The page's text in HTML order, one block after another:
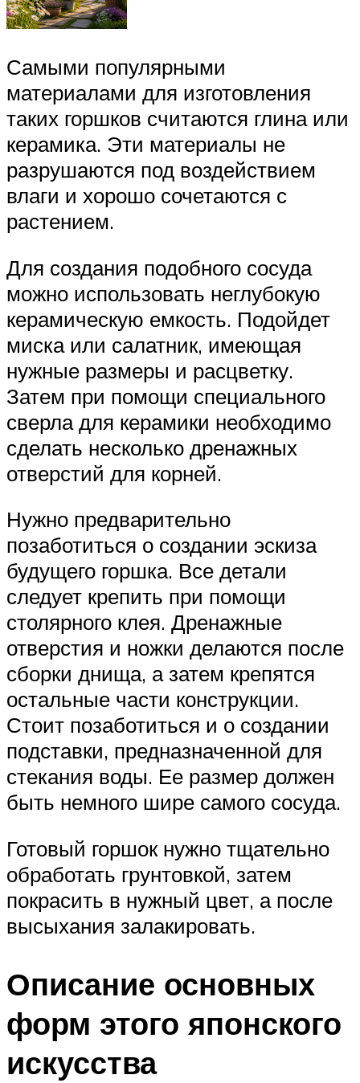
Самыми популярными
материалами для изготовления
таких горшков считаются глина или
керамика. Эти материалы не
разрушаются под воздействием
влаги и хорошо сочетаются с
растением.
Для создания подобного сосуда
можно использовать неглубокую
керамическую емкость. Подойдет
миска или салатник, имеющая
нужные размеры и расцветку.
Затем при помощи специального
сверла для керамики необходимо
сделать несколько дренажных
отверстий для корней.
Нужно предварительно
позаботиться о создании эскиза
будущего горшка. Все детали
следует крепить при помощи
столярного клея. Дренажные
отверстия и ножки делаются после
сборки днища, а затем крепятся
остальные части конструкции.
Стоит позаботиться и о создании
подставки, предназначенной для
стекания воды. Ее размер должен
быть немного шире самого сосуда.
Готовый горшок нужно тщательно
обработать грунтовкой, затем
покрасить в нужный цвет, а после
высыхания залакировать.
Описание основных
форм этого японского
искусства